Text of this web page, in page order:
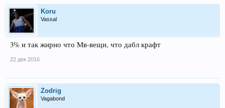
Koru
Vassal
3% и так жирно что Мв-вещи, что дабл крафт
22 дек 2016
Zodrig
Vagabond